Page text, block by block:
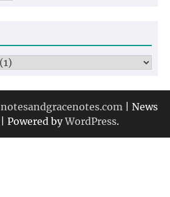
notesandgracenotes.com | News
| Powered byWordPress.